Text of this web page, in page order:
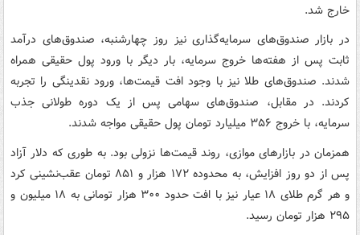
خارج شد.
در بازار صندوق‌های سرمایه‌گذاری نیز روز چهارشنبه، صندوق‌های درآمد
ثابت پس از هفته‌ها خروج سرمایه، بار دیگر با ورود پول حقیقی همراه
شدند. صندوق‌های طلا نیز با وجود افت قیمت‌ها، ورود نقدینگی را تجربه
کردند. در مقابل، صندوق‌های سهامی پس از یک دوره طولانی جذب
سرمایه، با خروج ۳۵۶ میلیارد تومان پول حقیقی مواجه شدند.
همزمان در بازارهای موازی، روند قیمت‌ها نزولی بود. به طوری که دلار آزاد
پس از دو روز افزایش، به محدوده ۱۷۲ هزار و ۸۵۱ تومان عقب‌نشینی کرد
و هر گرم طلای ۱۸ عیار نیز با افت حدود ۳۰۰ هزار تومانی به ۱۸ میلیون و
۲۹۵ هزار تومان رسید.